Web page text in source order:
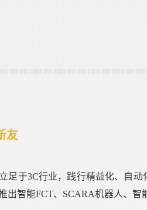
友
足于3C行业，践行精益化、自
出智能FCT、SCARA机器人、